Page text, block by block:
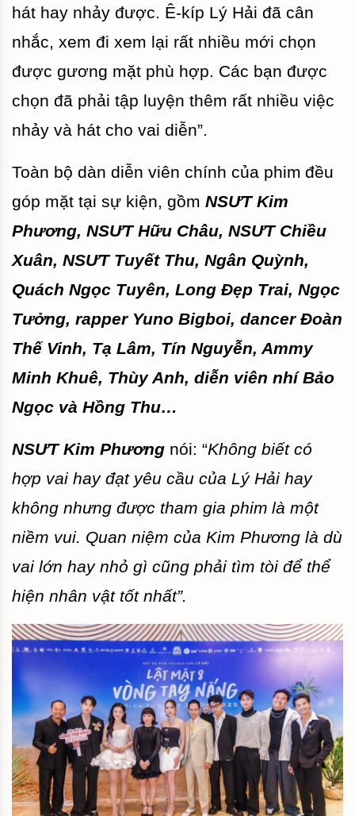
hát hay nhảy được. Ê-kíp Lý Hải đã cân
nhắc, xem đi xem lại rất nhiều mới chọn
được gương mặt phù hợp. Các bạn được
chọn đã phải tập luyện thêm rất nhiều việc
nhảy và hát cho vai diễn”.
Toàn bộ dàn diễn viên chính của phim đều
góp mặt tại sự kiện, gồm NSƯT Kim
Phương, NSƯT Hữu Châu, NSƯT Chiều
Xuân, NSƯT Tuyết Thu, Ngân Quỳnh,
Quách Ngọc Tuyên, Long Đẹp Trai, Ngọc
Tưởng, rapper Yuno Bigboi, dancer Đoàn
Thế Vinh, Tạ Lâm, Tín Nguyễn, Ammy
Minh Khuê, Thùy Anh, diễn viên nhí Bảo
Ngọc và Hồng Thu…
NSƯT Kim Phương nói: “Không biết có
hợp vai hay đạt yêu cầu của Lý Hải hay
không nhưng được tham gia phim là một
niềm vui. Quan niệm của Kim Phương là dù
vai lớn hay nhỏ gì cũng phải tìm tòi để thể
hiện nhân vật tốt nhất”.